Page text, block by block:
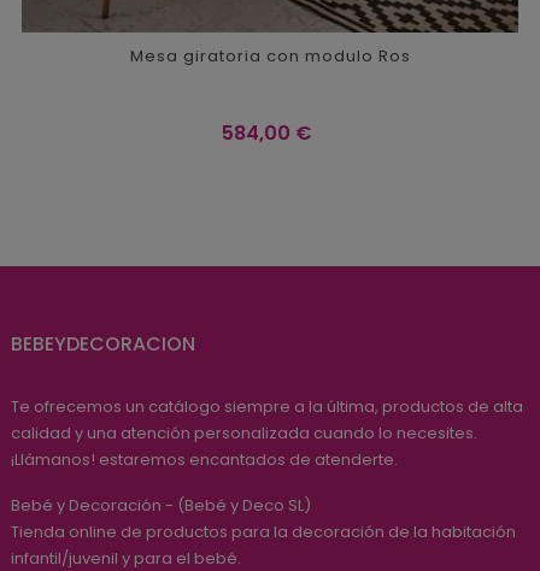
Mesa giratoria con modulo Ros
Precio
584,00 €
BEBEYDECORACION
Te ofrecemos un catálogo siempre a la última, productos de alta
calidad y una atención personalizada cuando lo necesites.
¡Llámanos! estaremos encantados de atenderte.
Bebé y Decoración - (Bebé y Deco SL)
Tienda online de productos para la decoración de la habitación
infantil/juvenil y para el bebé.